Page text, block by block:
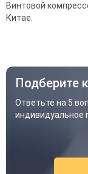
Винтовой
Китае.
Подберите
Ответьте на 5
индивидуальное